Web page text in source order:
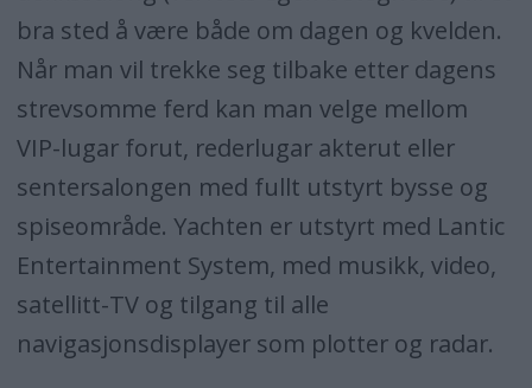
bra sted å være både om dagen og kvelden.
Når man vil trekke seg tilbake etter dagens
strevsomme ferd kan man velge mellom
VIP-lugar forut, rederlugar akterut eller
sentersalongen med fullt utstyrt bysse og
spiseområde. Yachten er utstyrt med Lantic
Entertainment System, med musikk, video,
satellitt-TV og tilgang til alle
navigasjonsdisplayer som plotter og radar.